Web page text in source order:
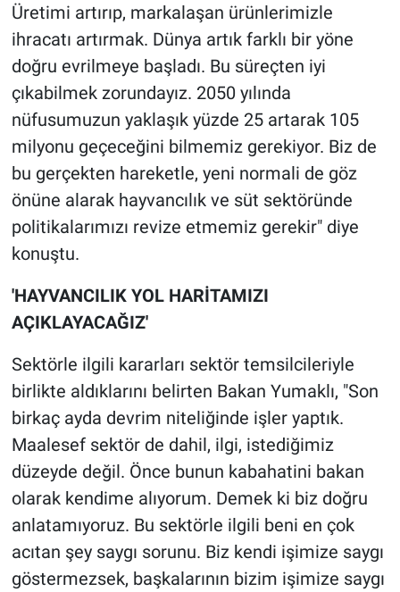
Üretimi artırıp, markalaşan ürünlerimizle
ihracatı artırmak. Dünya artık farklı bir yöne
doğru evrilmeye başladı. Bu süreçten iyi
çıkabilmek zorundayız. 2050 yılında
nüfusumuzun yaklaşık yüzde 25 artarak 105
milyonu geçeceğini bilmemiz gerekiyor. Biz de
bu gerçekten hareketle, yeni normali de göz
önüne alarak hayvancılık ve süt sektöründe
politikalarımızı revize etmemiz gerekir" diye
konuştu.
'HAYVANCILIK YOL HARİTAMIZI
AÇIKLAYACAĞIZ'
Sektörle ilgili kararları sektör temsilcileriyle
birlikte aldıklarını belirten Bakan Yumaklı, "Son
birkaç ayda devrim niteliğinde işler yaptık.
Maalesef sektör de dahil, ilgi, istediğimiz
düzeyde değil. Önce bunun kabahatini bakan
olarak kendime alıyorum. Demek ki biz doğru
anlatamıyoruz. Bu sektörle ilgili beni en çok
acıtan şey saygı sorunu. Biz kendi işimize saygı
göstermezsek, başkalarının bizim işimize saygı